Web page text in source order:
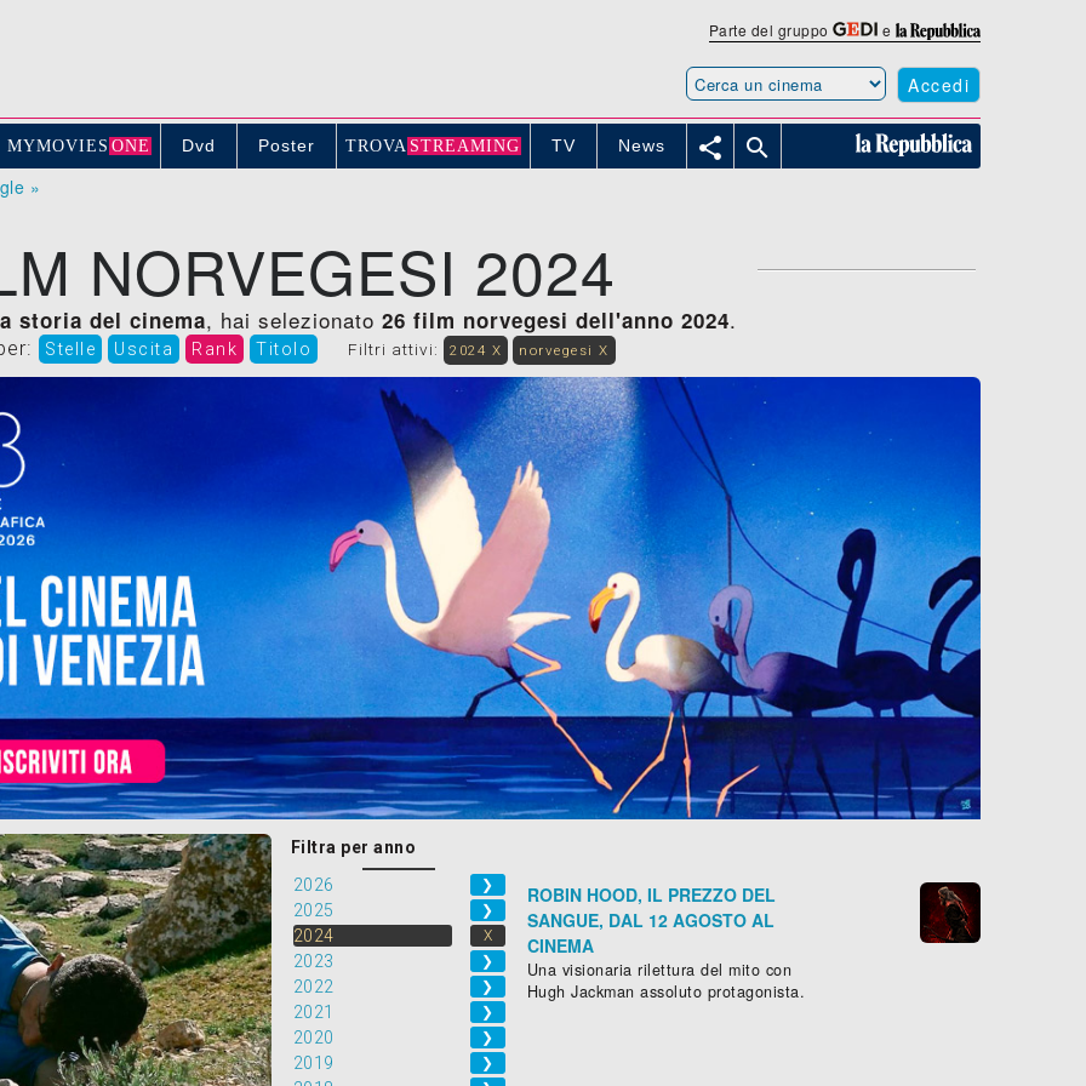
Parte del gruppo e
Accedi
MYMOVIE S ONE Dvd Poster TROVA STREAMING TV News  
»
NORVEGESI 2024
storia del cinema, hai selezionato 26 film norvegesi dell'anno 2024.
Stelle Uscita Rank Titolo Filtri attivi: 2024 X norvegesi X
Filtra per anno
2026
❯
2025 ❯
2024 X
2023 ❯
2022 ❯
2021 ❯
2020 ❯
2019 ❯
ROBIN HOOD, IL PREZZO DEL
SANGUE, DAL 12 AGOSTO AL
CINEMA
Una visionaria rilettura del mito con
Hugh Jackman assoluto protagonista.